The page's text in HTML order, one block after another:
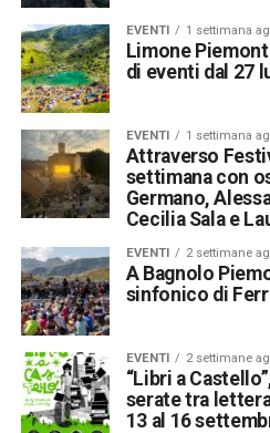
EVENTI 1 settimana
Limone
di eventi dal 27
EVENTI 1 settimana
Attraverso
settimana con
Germano,
Cecilia Sala e
EVENTI 2 settimane
A Bagnolo
sinfonico di
EVENTI 2 settimane
“Libri a
serate tra
13 al 16